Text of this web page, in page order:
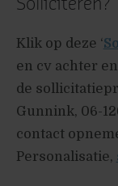
Solliciteren?
Klik op deze ‘
en cv achter
de
Gunnink, 06-
contact
Personalisatie,